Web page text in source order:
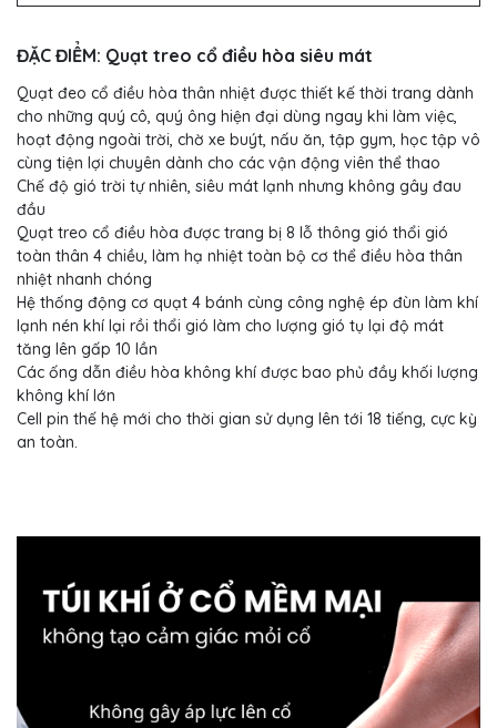
ĐẶC ĐIỂM: Quạt treo cổ điều hòa siêu mát
Quạt đeo cổ điều hòa thân nhiệt được thiết kế thời trang dành
cho những quý cô, quý ông hiện đại dùng ngay khi làm việc,
hoạt động ngoài trời, chờ xe buýt, nấu ăn, tập gym, học tập vô
cùng tiện lợi chuyên dành cho các vận động viên thể thao
Chế độ gió trời tự nhiên, siêu mát lạnh nhưng không gây đau
đầu
Quạt treo cổ điều hòa được trang bị 8 lỗ thông gió thổi gió
toàn thân 4 chiều, làm hạ nhiệt toàn bộ cơ thể điều hòa thân
nhiệt nhanh chóng
Hệ thống động cơ quạt 4 bánh cùng công nghệ ép đùn làm khí
lạnh nén khí lại rồi thổi gió làm cho lượng gió tụ lại độ mát
tăng lên gấp 10 lần
Các ống dẫn điều hòa không khí được bao phủ đầy khối lượng
không khí lớn
Cell pin thế hệ mới cho thời gian sử dụng lên tới 18 tiếng, cực kỳ
an toàn.